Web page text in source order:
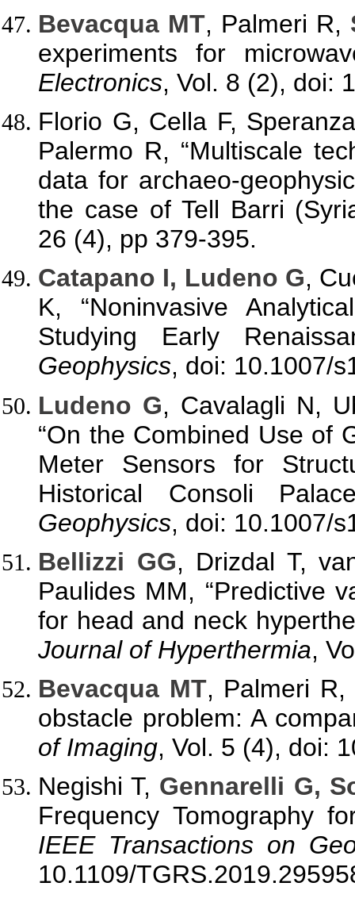
Bevacqua MT, Palmeri R,
experiments for
Electronics, Vol. 8 (2), doi:
Florio G, Cella F,
Palermo R, “Multiscale
data for archaeo-
the case of Tell Barri
26 (4), pp 379-395.
Catapano I, Ludeno G,
K, “Noninvasive
Studying Early
Geophysics, doi: 10.1007/
Ludeno G, Cavalagli N,
“On the Combined Use of
Meter Sensors for
Historical Consoli
Geophysics, doi: 10.1007/
Bellizzi GG, Drizdal T,
Paulides MM, “Predictive
for head and neck
Journal of Hyperthermia,
Bevacqua MT, Palmeri R,
obstacle problem: A
of Imaging, Vol. 5 (4), doi:
Negishi T, Gennarelli G,
Frequency Tomography
IEEE Transactions on
10.1109/